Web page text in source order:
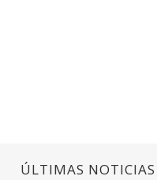
ÚLTIMAS NOTICIAS